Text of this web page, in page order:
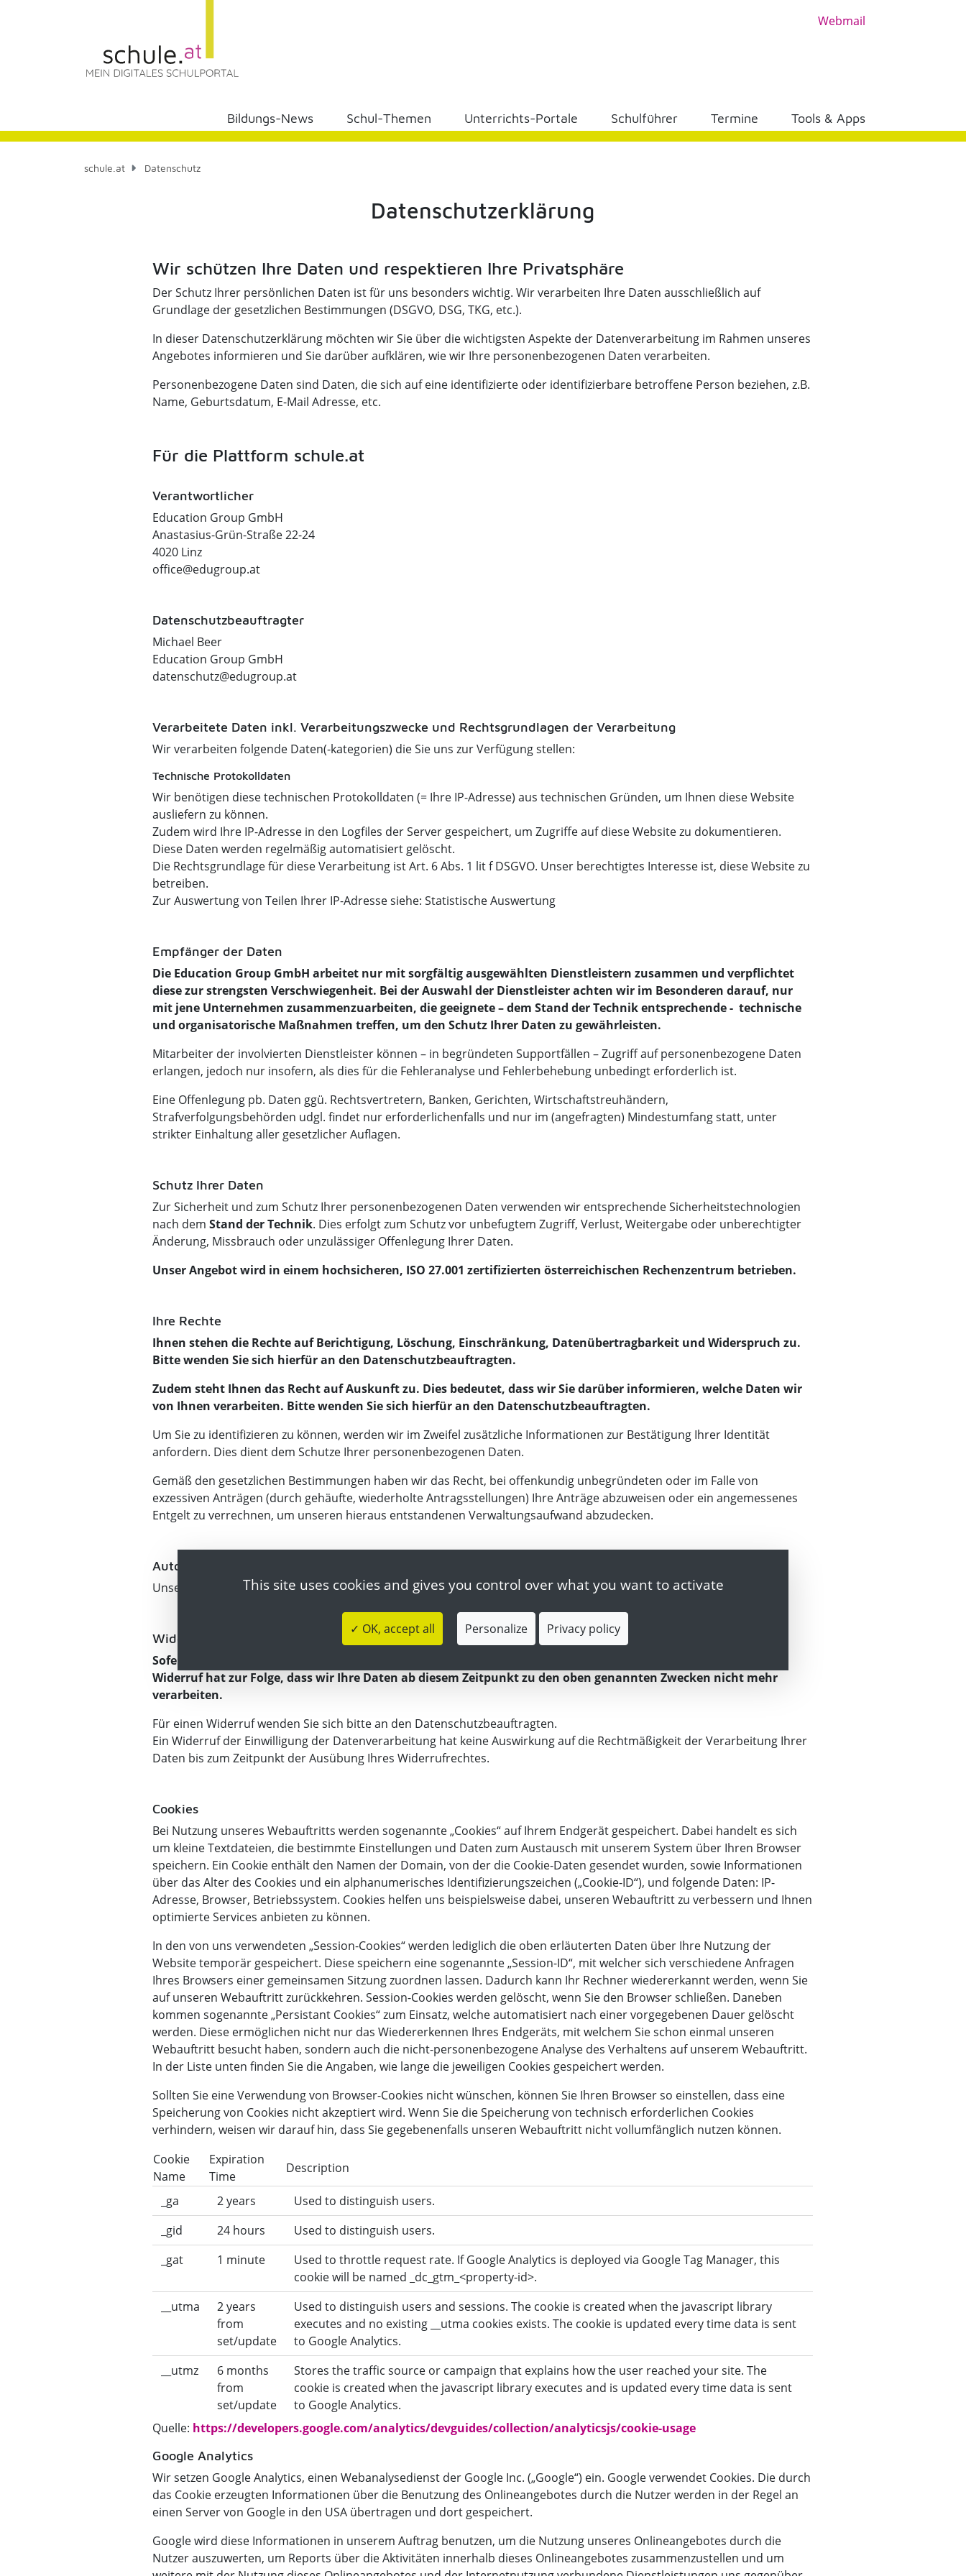
Webmail
Bildungs-News Schul-Themen Unterrichts-Portale Schulführer Termine Tools & Apps
schule.at Datenschutz
Datenschutzerklärung
Wir schützen Ihre Daten und respektieren Ihre Privatsphäre
Der Schutz Ihrer persönlichen Daten ist für uns besonders wichtig. Wir verarbeiten Ihre Daten ausschließlich auf
Grundlage der gesetzlichen Bestimmungen (DSGVO, DSG, TKG, etc.).
In dieser Datenschutzerklärung möchten wir Sie über die wichtigsten Aspekte der Datenverarbeitung im Rahmen unseres
Angebotes informieren und Sie darüber aufklären, wie wir Ihre personenbezogenen Daten verarbeiten.
Personenbezogene Daten sind Daten, die sich auf eine identifizierte oder identifizierbare betroffene Person beziehen, z.B.
Name, Geburtsdatum, E-Mail Adresse, etc.
Für die Plattform schule.at
Verantwortlicher
Education Group GmbH
Anastasius-Grün-Straße 22-24
4020 Linz
office@edugroup.at
Datenschutzbeauftragter
Michael Beer
Education Group GmbH
datenschutz@edugroup.at
Verarbeitete Daten inkl. Verarbeitungszwecke und Rechtsgrundlagen der Verarbeitung
Wir verarbeiten folgende Daten(-kategorien) die Sie uns zur Verfügung stellen:
Technische Protokolldaten
Wir benötigen diese technischen Protokolldaten (= Ihre IP-Adresse) aus technischen Gründen, um Ihnen diese Website
ausliefern zu können.
Zudem wird Ihre IP-Adresse in den Logfiles der Server gespeichert, um Zugriffe auf diese Website zu dokumentieren.
Diese Daten werden regelmäßig automatisiert gelöscht.
Die Rechtsgrundlage für diese Verarbeitung ist Art. 6 Abs. 1 lit f DSGVO. Unser berechtigtes Interesse ist, diese Website zu
betreiben.
Zur Auswertung von Teilen Ihrer IP-Adresse siehe: Statistische Auswertung
Empfänger der Daten
Die Education Group GmbH arbeitet nur mit sorgfältig ausgewählten Dienstleistern zusammen und verpflichtet
diese zur strengsten Verschwiegenheit. Bei der Auswahl der Dienstleister achten wir im Besonderen darauf, nur
mit jene Unternehmen zusammenzuarbeiten, die geeignete – dem Stand der Technik entsprechende - technische
und organisatorische Maßnahmen treffen, um den Schutz Ihrer Daten zu gewährleisten.
Mitarbeiter der involvierten Dienstleister können – in begründeten Supportfällen – Zugriff auf personenbezogene Daten
erlangen, jedoch nur insofern, als dies für die Fehleranalyse und Fehlerbehebung unbedingt erforderlich ist.
Eine Offenlegung pb. Daten ggü. Rechtsvertretern, Banken, Gerichten, Wirtschaftstreuhändern,
Strafverfolgungsbehörden udgl. findet nur erforderlichenfalls und nur im (angefragten) Mindestumfang statt, unter
strikter Einhaltung aller gesetzlicher Auflagen.
Schutz Ihrer Daten
Zur Sicherheit und zum Schutz Ihrer personenbezogenen Daten verwenden wir entsprechende Sicherheitstechnologien
nach dem Stand der Technik. Dies erfolgt zum Schutz vor unbefugtem Zugriff, Verlust, Weitergabe oder unberechtigter
Änderung, Missbrauch oder unzulässiger Offenlegung Ihrer Daten.
Unser Angebot wird in einem hochsicheren, ISO 27.001 zertifizierten österreichischen Rechenzentrum betrieben.
Ihre Rechte
Ihnen stehen die Rechte auf Berichtigung, Löschung, Einschränkung, Datenübertragbarkeit und Widerspruch zu.
Bitte wenden Sie sich hierfür an den Datenschutzbeauftragten.
Zudem steht Ihnen das Recht auf Auskunft zu. Dies bedeutet, dass wir Sie darüber informieren, welche Daten wir
von Ihnen verarbeiten. Bitte wenden Sie sich hierfür an den Datenschutzbeauftragten.
Um Sie zu identifizieren zu können, werden wir im Zweifel zusätzliche Informationen zur Bestätigung Ihrer Identität
anfordern. Dies dient dem Schutze Ihrer personenbezogenen Daten.
Gemäß den gesetzlichen Bestimmungen haben wir das Recht, bei offenkundig unbegründeten oder im Falle von
exzessiven Anträgen (durch gehäufte, wiederholte Antragsstellungen) Ihre Anträge abzuweisen oder ein angemessenes
Entgelt zu verrechnen, um unseren hieraus entstandenen Verwaltungsaufwand abzudecken.
Automatisierte Entscheidungsfindung
Unser Angebot nutzt keine Methoden zur automatisierten Entscheidungsfindung.
Widerruf
Sofern die Verarbeitung Ihrer Daten auf Ihrer Einwilligung basiert, können Sie diese jederzeit widerrufen. Ein
Widerruf hat zur Folge, dass wir Ihre Daten ab diesem Zeitpunkt zu den oben genannten Zwecken nicht mehr
verarbeiten.
Für einen Widerruf wenden Sie sich bitte an den Datenschutzbeauftragten.
Ein Widerruf der Einwilligung der Datenverarbeitung hat keine Auswirkung auf die Rechtmäßigkeit der Verarbeitung Ihrer
Daten bis zum Zeitpunkt der Ausübung Ihres Widerrufrechtes.
Cookies
Bei Nutzung unseres Webauftritts werden sogenannte „Cookies“ auf Ihrem Endgerät gespeichert. Dabei handelt es sich
um kleine Textdateien, die bestimmte Einstellungen und Daten zum Austausch mit unserem System über Ihren Browser
speichern. Ein Cookie enthält den Namen der Domain, von der die Cookie-Daten gesendet wurden, sowie Informationen
über das Alter des Cookies und ein alphanumerisches Identifizierungszeichen („Cookie-ID“), und folgende Daten: IP-
Adresse, Browser, Betriebssystem. Cookies helfen uns beispielsweise dabei, unseren Webauftritt zu verbessern und Ihnen
optimierte Services anbieten zu können.
In den von uns verwendeten „Session-Cookies“ werden lediglich die oben erläuterten Daten über Ihre Nutzung der
Website temporär gespeichert. Diese speichern eine sogenannte „Session-ID“, mit welcher sich verschiedene Anfragen
Ihres Browsers einer gemeinsamen Sitzung zuordnen lassen. Dadurch kann Ihr Rechner wiedererkannt werden, wenn Sie
auf unseren Webauftritt zurückkehren. Session-Cookies werden gelöscht, wenn Sie den Browser schließen. Daneben
kommen sogenannte „Persistant Cookies“ zum Einsatz, welche automatisiert nach einer vorgegebenen Dauer gelöscht
werden. Diese ermöglichen nicht nur das Wiedererkennen Ihres Endgeräts, mit welchem Sie schon einmal unseren
Webauftritt besucht haben, sondern auch die nicht-personenbezogene Analyse des Verhaltens auf unserem Webauftritt.
In der Liste unten finden Sie die Angaben, wie lange die jeweiligen Cookies gespeichert werden.
Sollten Sie eine Verwendung von Browser-Cookies nicht wünschen, können Sie Ihren Browser so einstellen, dass eine
Speicherung von Cookies nicht akzeptiert wird. Wenn Sie die Speicherung von technisch erforderlichen Cookies
verhindern, weisen wir darauf hin, dass Sie gegebenenfalls unseren Webauftritt nicht vollumfänglich nutzen können.
Cookie
Name
Expiration
Time
Description
_ga 2 years
Used to distinguish users.
_gid
24 hours
Used to distinguish users.
_gat
1 minute
Used to throttle request rate. If Google Analytics is deployed via Google Tag Manager, this
cookie will be named _dc_gtm_<property-id>.
__utma
2 years
from
set/update
Used to distinguish users and sessions. The cookie is created when the javascript library
executes and no existing __utma cookies exists. The cookie is updated every time data is sent
to Google Analytics.
__utmz
6 months
from
set/update
Stores the traffic source or campaign that explains how the user reached your site. The
cookie is created when the javascript library executes and is updated every time data is sent
to Google Analytics.
Quelle: https://developers.google.com/analytics/devguides/collection/analyticsjs/cookie-usage​​​​​​​
Google Analytics
Wir setzen Google Analytics, einen Webanalysedienst der Google Inc. („Google“) ein. Google verwendet Cookies. Die durch
das Cookie erzeugten Informationen über die Benutzung des Onlineangebotes durch die Nutzer werden in der Regel an
einen Server von Google in den USA übertragen und dort gespeichert.
Google wird diese Informationen in unserem Auftrag benutzen, um die Nutzung unseres Onlineangebotes durch die
Nutzer auszuwerten, um Reports über die Aktivitäten innerhalb dieses Onlineangebotes zusammenzustellen und um
This site uses cookies and gives you control over what you want to activate
✓ OK, accept all Personalize Privacy policy